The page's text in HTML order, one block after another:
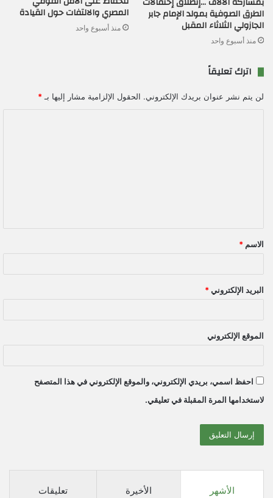
الطرق الصوفية بمولد الإمام جابر
الجازولي الثلاثاء المقبل
منذ أسبوع واحد
المصري والالتفات حول القيادة
منذ أسبوع واحد
اترك تعليقاً
لن يتم نشر عنوان بريدك الإلكتروني. الحقول الإلزامية مشار إليها بـ *
ق
*
الاسم *
البريد الإلكتروني *
الموقع الإلكتروني
احفظ اسمي، بريدي الإلكتروني، والموقع الإلكتروني في هذا المتصفح
لاستخدامها المرة المقبلة في تعليقي.
الأشهر الأخيرة تعليقات